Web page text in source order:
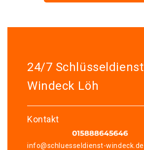
24/7 Schlüsseldienst
Windeck Löh
Kontakt
info@schluesseldienst-windeck.de